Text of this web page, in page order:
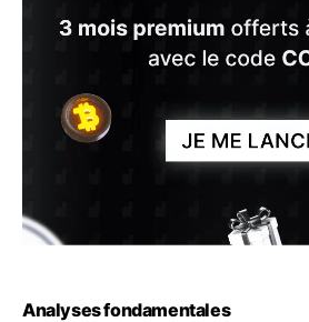
Analyses fondamentales